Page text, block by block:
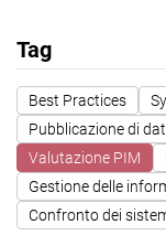
Tag
Best Practices
Pubblicazione di
Valutazione PIM
Gestione delle
Confronto dei